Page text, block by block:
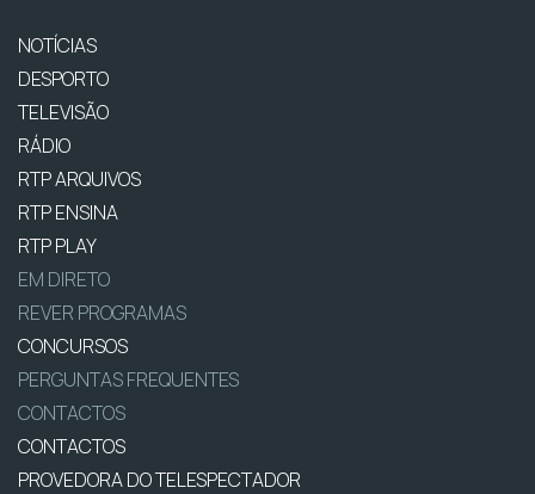
NOTÍCIAS
DESPORTO
TELEVISÃO
RÁDIO
RTP ARQUIVOS
RTP ENSINA
RTP PLAY
EM DIRETO
REVER PROGRAMAS
CONCURSOS
PERGUNTAS FREQUENTES
CONTACTOS
CONTACTOS
PROVEDORA DO TELESPECTADOR